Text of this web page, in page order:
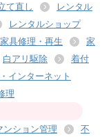
て直し
レンタル
レンタルショップ
家具修理・再生
家
白アリ駆除
着付
インターネット
理
ンション管理
不